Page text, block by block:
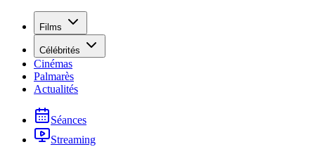
Films
Célébrités
Cinémas
Palmarès
Actualités
Séances
Streaming